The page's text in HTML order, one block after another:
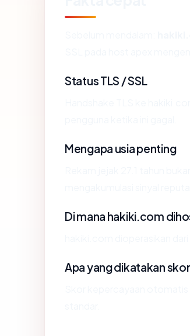
Status TLS / SSL
Mengapa usia penting
Di mana hakiki.com
Apa yang dikatakan